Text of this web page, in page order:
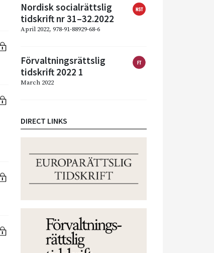
Nordisk socialrättslig
tidskrift nr 31–32.2022
April 2022, 978-91-88929-68-6
Förvaltningsrättslig
tidskrift 2022 1
March 2022
DIRECT LINKS